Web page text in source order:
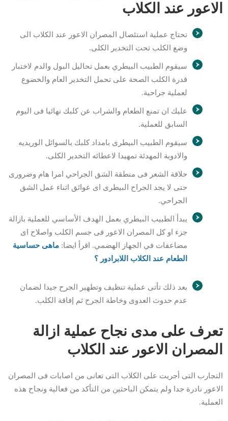
الاعور عند الكلاب
تحتاج عملية استئصال المصران الاعور عند الكلاب الى
وضع الكلب تحت التخدير الكلى.
سيقوم الطبيب البيطري بعمل تحاليل البول والدم لاختبار
قدرة الكلب الصحة على تحمل التخدير العام والخضوع
لعملية جراحية.
عليك ان تمنع الطعام والشراب عن كلبك نهائيا فى اليوم
السابق للعملية.
سيقوم الطبيب البيطرى بامداد كلبك بالسوائل الوريديه
والادوية المهدئة تمهيدا لاعطائه التخدير الكلى.
حلاقة الشعر فى منطقة الشق الجراحي امرا هام وضرورى
حتى لا يجد الجراح البيطرى اى عوائق اثناء عمل الشق
الجراحي.
يبدأ الطبيب البيطري بعمل الهدف الأساسي للعملية بازالة
جزء او كل المصران الاعور فى جسم الكلب واصلاح اى
مضاعفات في الجهاز الهضمي. اقرأ ايضا: ماهى حساسية
الطعام عند الكلاب اللابرادور ؟
بعد ذلك تأتى عملية تنظيف وتطهير الجرح جيدا لضمان
عدم حدوث العدوى وخاطة الجرح ثم إفاقة الكلب.
تعرف على مدى نجاح عملية ازالة
المصران الاعور عند الكلاب
التجارب التى أجريت على الكلاب التى تعانى من اصابات فى المصران
الاعور نادرة جدا ولم يتمكن الباحثين من التأكد من فعالية ونجاح هذه
العملية.